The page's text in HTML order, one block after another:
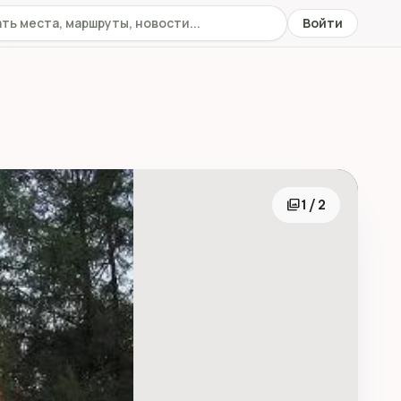
Войти
photo_library1 / 2